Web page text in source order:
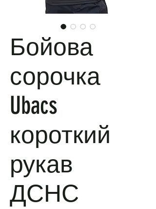
Бойова
сорочка
Ubacs
короткий
рукав
ДСНС